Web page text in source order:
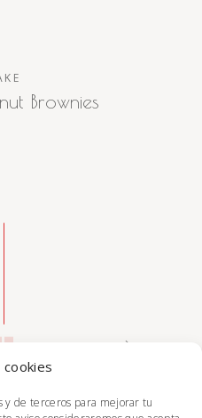
cookies
y de terceros para mejorar tu
Brownies